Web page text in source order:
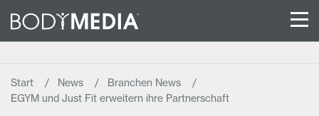
Start News
Branchen News
EGYM und Just Fit erweitern ihre Partnerschaft